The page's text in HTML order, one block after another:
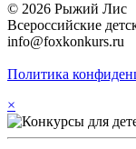
© 2026 Рыжий Лис
Всероссийские
info@foxkonkurs.ru
Политика
×